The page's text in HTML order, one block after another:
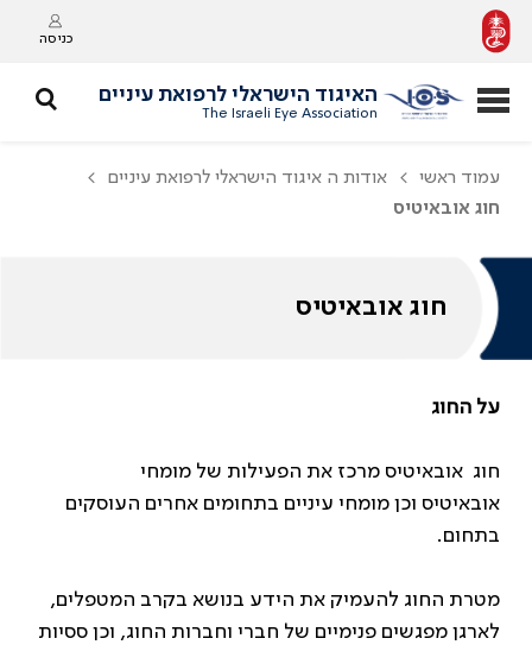
כניסה
האיגוד הישראלי לרפואת עיניים
The Israeli Eye Association
עמוד ראשי
אודות ה איגוד הישראלי לרפואת עיניים
חוג אובאיטיס
חוג אובאיטיס
על החוג
חוג אובאיטיס מרכז את הפעילות של מומחי
אובאיטיס וכן מומחי עיניים בתחומים אחרים העוסקים
בתחום.
מטרת החוג להעמיק את הידע בנושא בקרב המטפלים,
לארגן מפגשים פנימיים של חברי וחברות החוג, וכן ססיות